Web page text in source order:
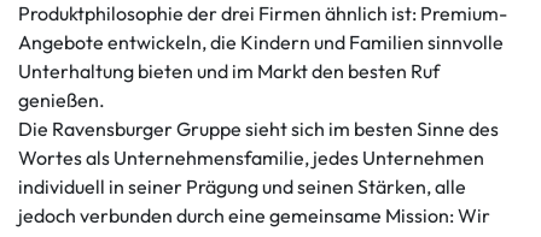
Produktphilosophie der drei Firmen ähnlich ist: Premium-
Angebote entwickeln, die Kindern und Familien sinnvolle
Unterhaltung bieten und im Markt den besten Ruf
genießen.
Die Ravensburger Gruppe sieht sich im besten Sinne des
Wortes als Unternehmensfamilie, jedes Unternehmen
individuell in seiner Prägung und seinen Stärken, alle
jedoch verbunden durch eine gemeinsame Mission: Wir